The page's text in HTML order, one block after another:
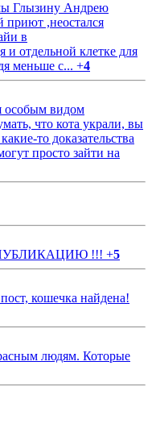
Глызину Андрею
приют ,неостался
в
отдельной клетке для
меньше с... +4
особым видом
что кота украли, вы
то доказательства
просто зайти на
!!! +5
кошечка найдена!
людям. Которые